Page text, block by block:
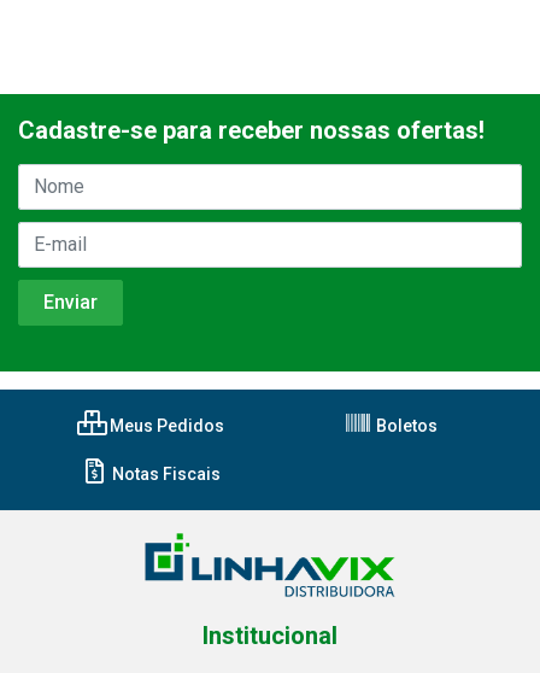
Cadastre-se para receber nossas ofertas!
Meus Pedidos Boletos
Notas Fiscais
Institucional